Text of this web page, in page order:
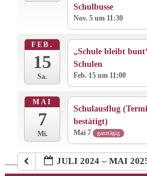
Schulbusse
Nov. 5 um 11:30
FEB.
15
Sa.
„Schule bleibt
Schulen
Feb. 15 um 11:00
MAI
7
Mi.
Schulausflug
bestätigt)
Mai 7 ganztägig
JULI 2024 – MAI